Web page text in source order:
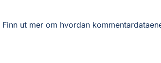
Finn ut mer om hvordan